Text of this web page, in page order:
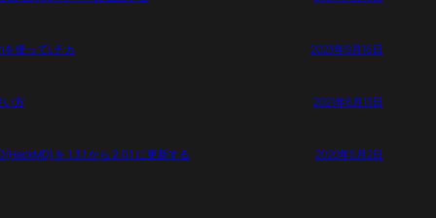
使ってLチカ 2023年9月16日
い方 2021年6月13日
を 1.3.1 から 2.0.1 に更新する 2020年5月2日